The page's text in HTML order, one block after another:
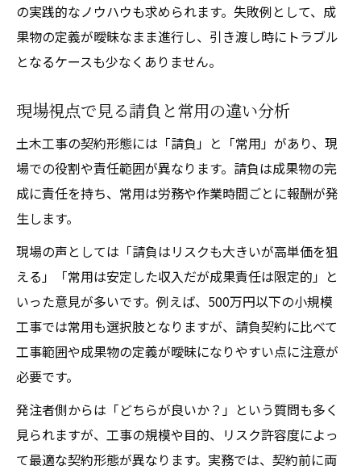
公共工事請負で押さえるべき審査項目とは
の実践的なノウハウも求められます。失敗例として、成
果物の定義が曖昧なまま進行し、引き渡し時にトラブル
となるケースも少なくありません。
現場視点で見る請負と常用の違い分析
土木工事の契約形態には「請負」と「常用」があり、現
場での役割や責任範囲が異なります。請負は成果物の完
成に責任を持ち、常用は労務や作業時間ごとに報酬が発
生します。
現場の声としては「請負はリスクも大きいが高単価を狙
える」「常用は安定した収入だが成果責任は限定的」と
いった意見が多いです。例えば、500万円以下の小規模
工事では常用も選択肢となりますが、請負契約に比べて
工事範囲や成果物の定義が曖昧になりやすい点に注意が
必要です。
発注者側からは「どちらが良いか？」という質問も多く
見られますが、工事の規模や目的、リスク許容度によっ
て最適な契約形態が異なります。実務では、契約前に両